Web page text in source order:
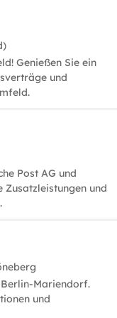
Genießen Sie ein
und
Post AG und
Zusatzleistungen und
Mariendorf.
und